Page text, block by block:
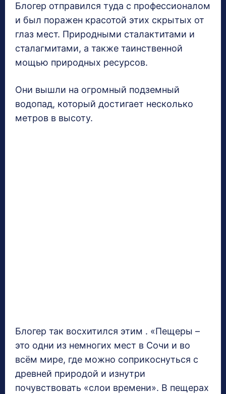
Блогер отправился туда с профессионалом
и был поражен красотой этих скрытых от
глаз мест. Природными сталактитами и
сталагмитами, а также таинственной
мощью природных ресурсов.
Они вышли на огромный подземный
водопад, который достигает несколько
метров в высоту.
Блогер так восхитился этим . «Пещеры –
это одни из немногих мест в Сочи и во
всём мире, где можно соприкоснуться с
древней природой и изнутри
почувствовать «слои времени». В пещерах